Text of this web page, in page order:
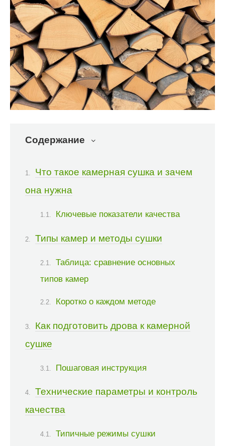
Содержание
Что такое камерная сушка и зачем
она нужна
Ключевые показатели качества
Типы камер и методы сушки
Таблица: сравнение основных
типов камер
Коротко о каждом методе
Как подготовить дрова к камерной
сушке
Пошаговая инструкция
Технические параметры и контроль
качества
Типичные режимы сушки